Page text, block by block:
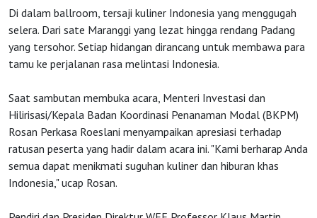
Agenda
Investasi
Di dalam ballroom, tersaji kuliner Indonesia yang menggugah
selera. Dari sate Maranggi yang lezat hingga rendang Padang
yang tersohor. Setiap hidangan dirancang untuk membawa para
tamu ke perjalanan rasa melintasi Indonesia.
Saat sambutan membuka acara, Menteri Investasi dan
Hilirisasi/Kepala Badan Koordinasi Penanaman Modal (BKPM)
Rosan Perkasa Roeslani menyampaikan apresiasi terhadap
ratusan peserta yang hadir dalam acara ini. "Kami berharap Anda
semua dapat menikmati suguhan kuliner dan hiburan khas
Indonesia," ucap Rosan.